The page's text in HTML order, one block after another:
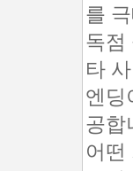
를
독점
타
엔딩
공합
어떤